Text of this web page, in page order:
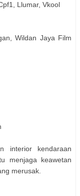
Llumar, Vkool
Wildan Jaya Film
interior kendaraan
menjaga keawetan
merusak.